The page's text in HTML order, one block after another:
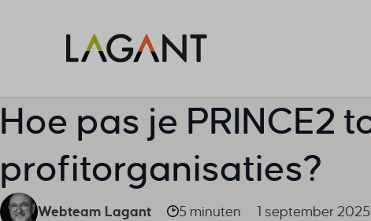
Hoe pas je PRINCE2
profitorganisaties?
Webteam Lagant 5 minuten 1 september 2025